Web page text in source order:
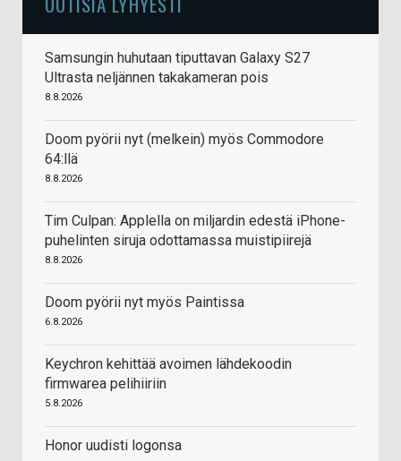
Samsungin huhutaan tiputtavan Galaxy S27
Ultrasta neljännen takakameran pois
8.8.2026
Doom pyörii nyt (melkein) myös Commodore
64:llä
8.8.2026
Tim Culpan: Applella on miljardin edestä iPhone-
puhelinten siruja odottamassa muistipiirejä
8.8.2026
Doom pyörii nyt myös Paintissa
6.8.2026
Keychron kehittää avoimen lähdekoodin
firmwarea pelihiiriin
5.8.2026
Honor uudisti logonsa